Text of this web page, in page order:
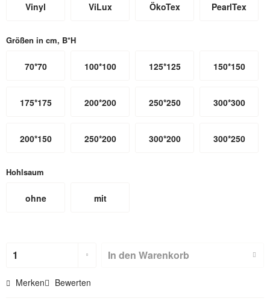
Vinyl ViLux ÖkoTex PearlTex
Größen in cm, B*H
70*70 100*100 125*125 150*150
175*175 200*200 250*250 300*300
200*150 250*200 300*200 300*250
Hohlsaum
ohne
mit
In den Warenkorb
Merken Bewerten